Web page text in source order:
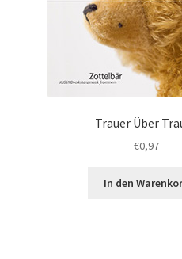
Trauer Über
€0,97
In den